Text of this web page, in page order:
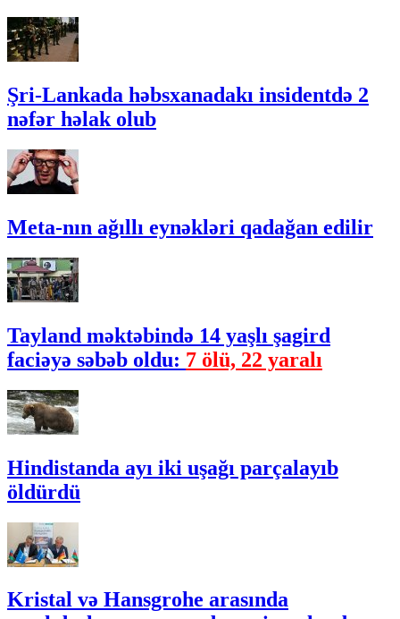
Şri-Lankada həbsxanadakı insidentdə 2
nəfər həlak olub
Meta-nın ağıllı eynəkləri qadağan edilir
Tayland məktəbində 14 yaşlı şagird
faciəyə səbəb oldu: 7 ölü, 22 yaralı
Hindistanda ayı iki uşağı parçalayıb
öldürdü
Kristal və Hansgrohe arasında